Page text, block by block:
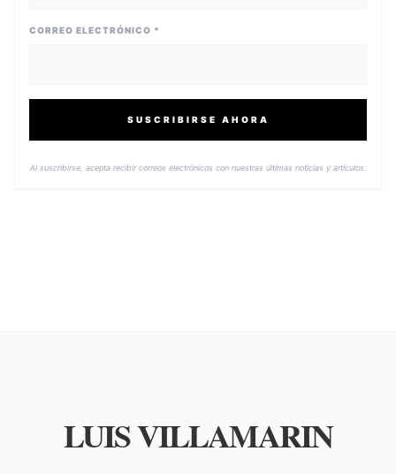
CORREO ELECTRÓNICO *
SUSCRIBIRSE AHORA
Al suscribirse, acepta recibir correos electrónicos con nuestras últimas noticias y artículos.
LUIS VILLAMARIN